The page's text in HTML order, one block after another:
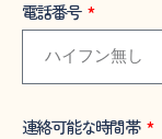
電話番号
連絡可能な時間帯